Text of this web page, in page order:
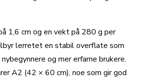
1,6 cm og en vekt på 280 g per
lerretet en stabil overflate som
og mer erfarne brukere.
A2 (42 × 60 cm), noe som gir god